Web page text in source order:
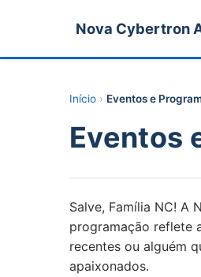
Nova Cybertron
Início › Eventos e
Eventos
Salve, Família NC! A
programação reflete
recentes ou alguém
apaixonados.